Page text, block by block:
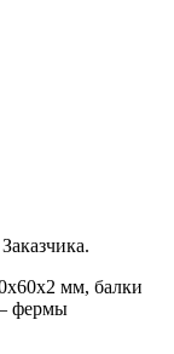
мм, балки
фермы